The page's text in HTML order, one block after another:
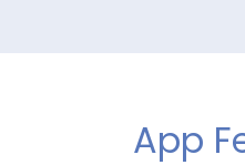
App